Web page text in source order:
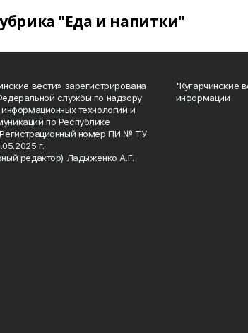
"Еда и напитки"
вести» зарегистрирована
службы по надзору
технологий и
по Республике
номер ПИ № ТУ
г.
редактор) Ладыженко А.Г.
"Кугарчинские
информации